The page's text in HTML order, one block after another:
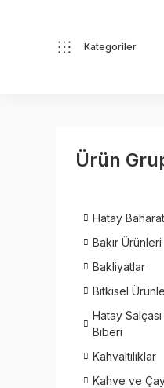
Kategoriler
Ürün
Hatay
Bakır Ürünleri
Bakliyatlar
Bitkisel
Hatay
Biberi
Kahvaltılıklar
Kahve ve